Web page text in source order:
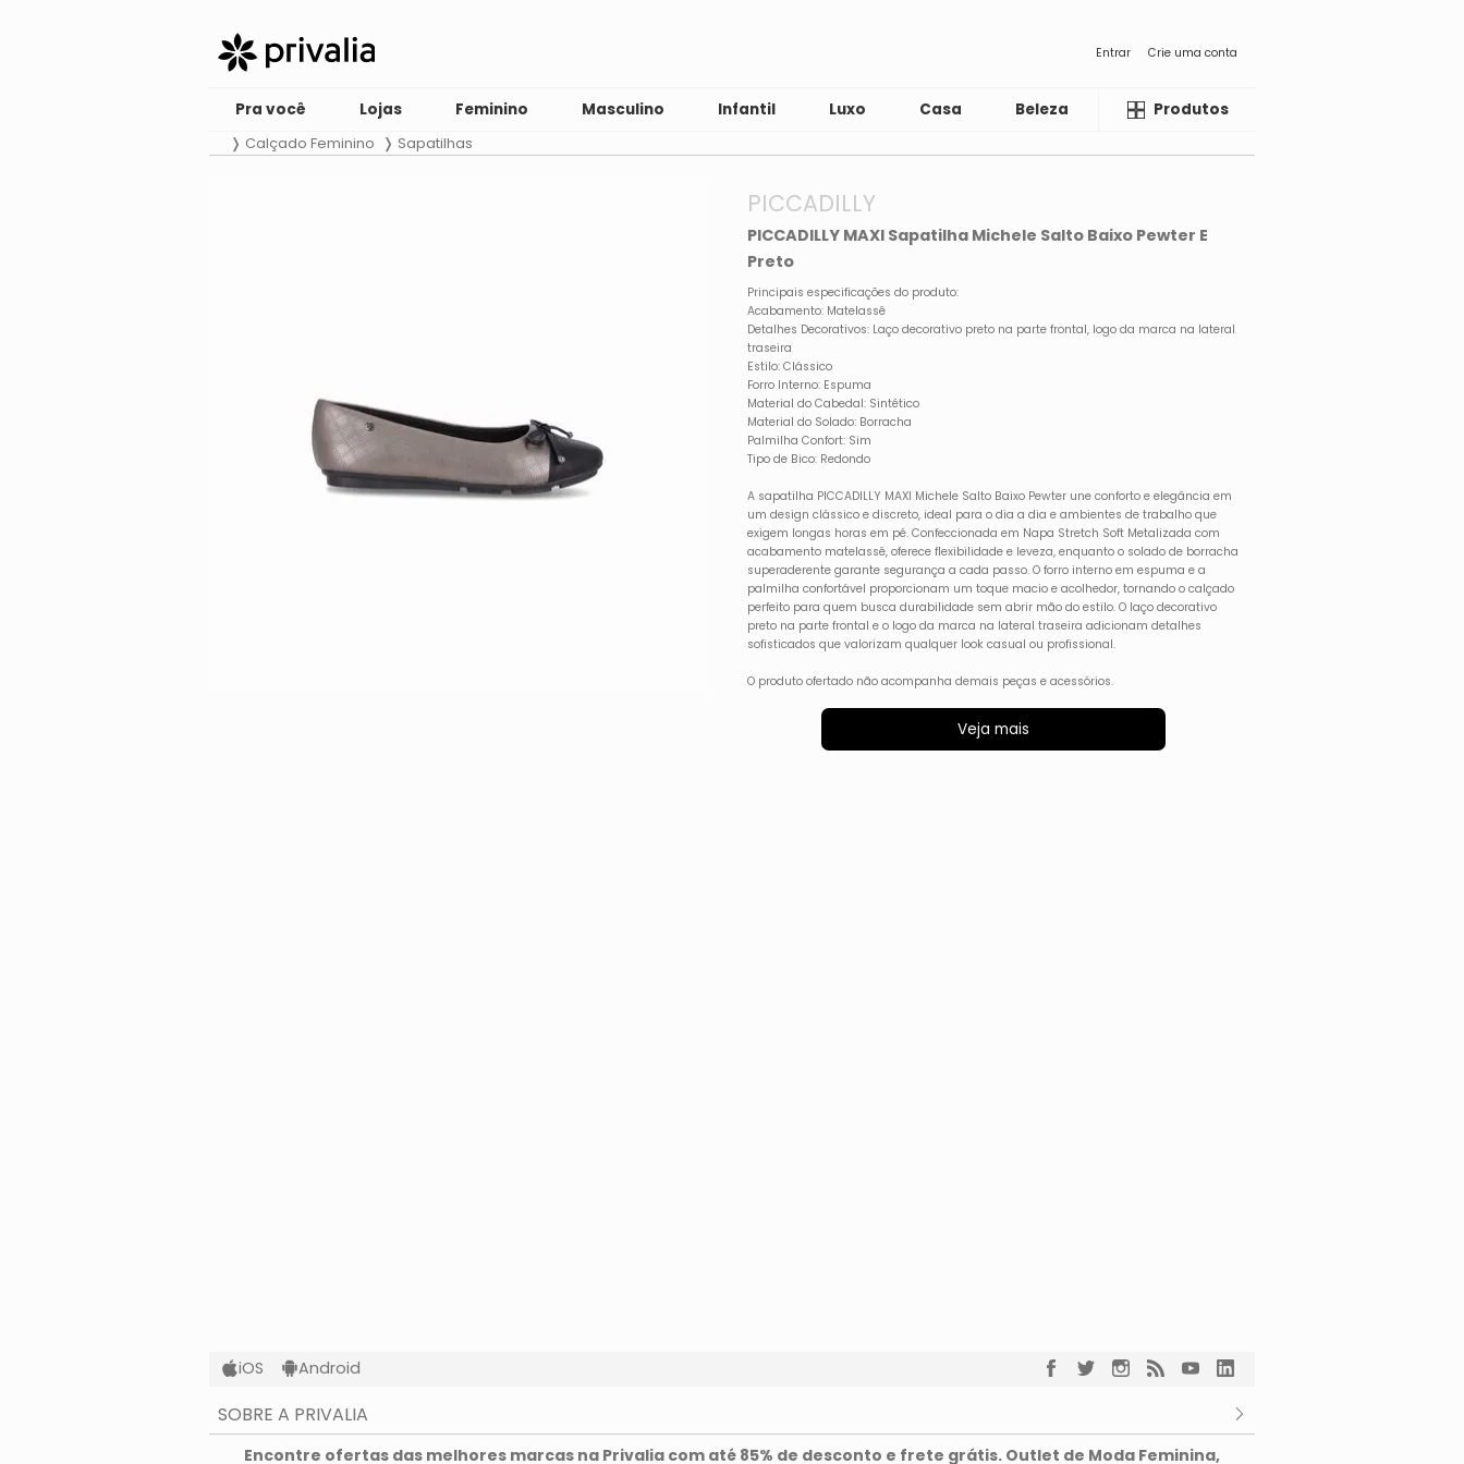
Entrar Crie uma conta
Pra você Lojas Feminino Masculino Infantil Luxo Casa Beleza LiquidaProdutos
Calçado Feminino Sapatilhas
PICCADILLY
PICCADILLY MAXI Sapatilha Michele Salto Baixo Pewter E
Preto
Principais especificações do produto:
Acabamento: Matelassê
Detalhes Decorativos: Laço decorativo preto na parte frontal, logo da marca na lateral
traseira
Estilo: Clássico
Forro Interno: Espuma
Material do Cabedal: Sintético
Material do Solado: Borracha
Palmilha Confort: Sim
Tipo de Bico: Redondo
A sapatilha PICCADILLY MAXI Michele Salto Baixo Pewter une conforto e elegância em
um design clássico e discreto, ideal para o dia a dia e ambientes de trabalho que
exigem longas horas em pé. Confeccionada em Napa Stretch Soft Metalizada com
acabamento matelassê, oferece flexibilidade e leveza, enquanto o solado de borracha
superaderente garante segurança a cada passo. O forro interno em espuma e a
palmilha confortável proporcionam um toque macio e acolhedor, tornando o calçado
perfeito para quem busca durabilidade sem abrir mão do estilo. O laço decorativo
preto na parte frontal e o logo da marca na lateral traseira adicionam detalhes
sofisticados que valorizam qualquer look casual ou profissional.
O produto ofertado não acompanha demais peças e acessórios.
Veja mais
iOS Android
SOBRE A PRIVALIA
O que é a Privalia?
Encontre ofertas das melhores marcas na Privalia com até 85% de desconto e frete grátis. Outlet de Moda Feminina,